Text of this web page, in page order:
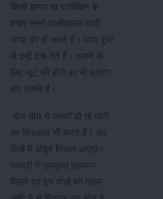
किसी छप्पर या पालीथिन के
बनाए सस्ते पालीहाउस वाली
जगह पर ही करते हैं। घास फूंस
से इन्हें ढक देते हैं। ढकने के
लिए जूट की बोरी का भी प्रयोग
कर सकते हैं।
बीच बीच में जरूरी हो तो पानी
का छिडकाव भी करते हैं। ​चंद
दिनों में अंकुर निकल आएगा।
फरवरी में उपयुक्त तापमान
मिलने पर इन पौधों को ग्लास